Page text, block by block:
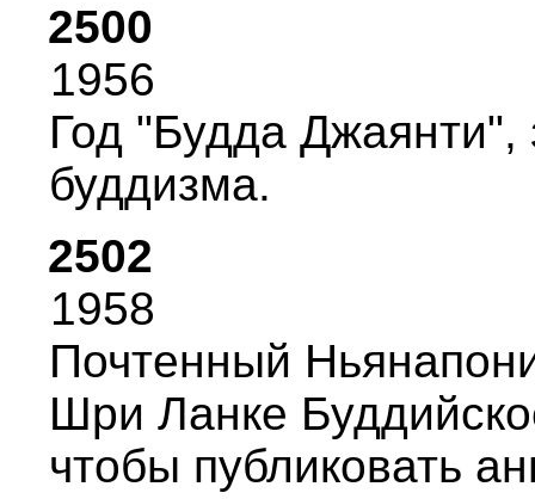
2500
1956
Год "Будда
буддизма.
2502
1958
Почтенный
Шpи Ланке
чтобы публиковать